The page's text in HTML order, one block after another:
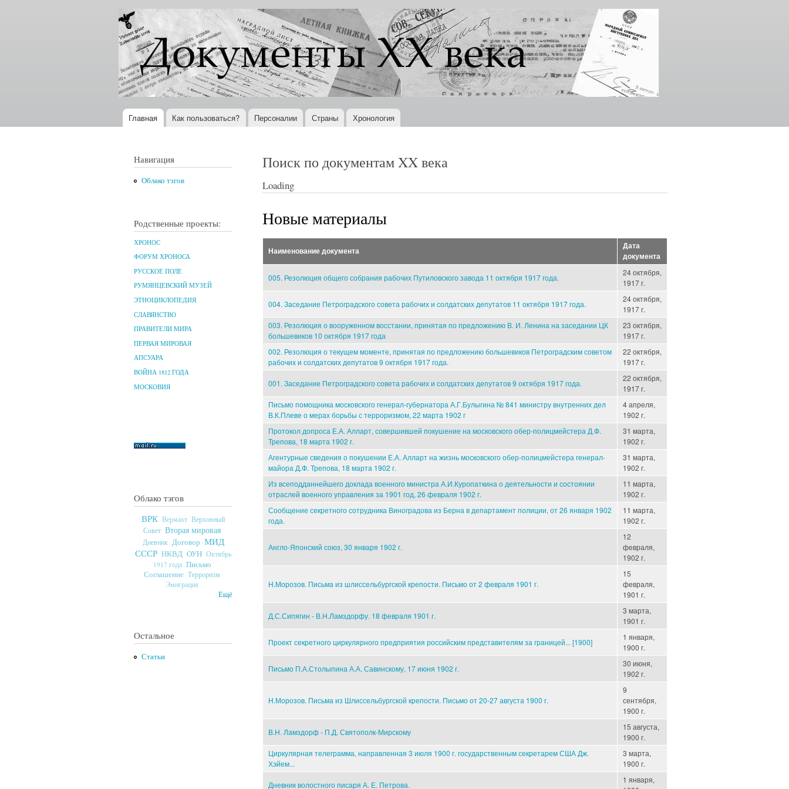
Перейти к
основному
содержанию
Документы
XX века
Всемирная
история в
Интернете
Главное меню
Главная Как пользоваться? Персоналии Страны Хронология
Навигация
Облако тэгов
Родственные проекты:
ХРОНОС
ФОРУМ ХРОНОСА
РУССКОЕ ПОЛЕ
РУМЯНЦЕВСКИЙ МУЗЕЙ
ЭТНОЦИКЛОПЕДИЯ
СЛАВЯНСТВО
ПРАВИТЕЛИ МИРА
ПЕРВАЯ МИРОВАЯ
АПСУАРА
ВОЙНА 1812 ГОДА
МОСКОВИЯ
Облако тэгов
ВРК Вермахт Верховный
Совет Вторая мировая
Дневник Договор МИД
СССР НКВД ОУН Октябрь
1917 года Письмо
Соглашение Терроризм
Эмиграция
Ещё
Остальное
Статьи
Поиск по документам XX века
Loading
Новые материалы
Наименование документа
Дата
документа
005. Резолюция общего собрания рабочих Путиловского завода 11 октября 1917 года.
24 октября,
1917 г.
004. Заседание Петроградского совета рабочих и солдатских депутатов 11 октября 1917 года.
24 октября,
1917 г.
003. Резолюция о вооруженном восстании, принятая по предложению В. И. Ленина на заседании ЦК
большевиков 10 октября 1917 года
23 октября,
1917 г.
002. Резолюция о текущем моменте, принятая по предложению большевиков Петроградским советом
рабочих и солдатских депутатов 9 октября 1917 года.
22 октября,
1917 г.
001. Заседание Петроградского совета рабочих и солдатских депутатов 9 октября 1917 года.
22 октября,
1917 г.
Письмо помощника московского генерал-губернатора А.Г.Булыгина № 841 министру внутренних дел
В.К.Плеве о мерах борьбы с терроризмом, 22 марта 1902 г
4 апреля,
1902 г.
Протокол допроса Е.А. Алларт, совершившей покушение на московского обер-полицмейстера Д.Ф.
Трепова, 18 марта 1902 г.
31 марта,
1902 г.
Агентурные сведения о покушении Е.А. Алларт на жизнь московского обер-полицмейстера генерал-
майора Д.Ф. Трепова, 18 марта 1902 г.
31 марта,
1902 г.
Из всеподданнейшего доклада военного министра А.И.Куропаткина о деятельности и состоянии
отраслей военного управления за 1901 год, 26 февраля 1902 г.
11 марта,
1902 г.
Сообщение секретного сотрудника Виноградова из Берна в департамент полиции, от 26 января 1902
года.
11 марта,
1902 г.
Англо-Японский союз, 30 января 1902 г.
12
февраля,
1902 г.
Н.Морозов. Письма из шлиссельбургской крепости. Письмо от 2 февраля 1901 г.
15
февраля,
1901 г.
Д.С.Сипягин - В.Н.Ламздорфу. 18 февраля 1901 г.
3 марта,
1901 г.
Проект секретного циркулярного предприятия российским представителям за границей... [1900]
1 января,
1900 г.
Письмо П.А.Столыпина А.А. Савинскому, 17 июня 1902 г.
30 июня,
1902 г.
Н.Морозов. Письма из Шлиссельбургской крепости. Письмо от 20-27 августа 1900 г.
9
сентября,
1900 г.
В.Н. Ламздорф - П.Д. Святополк-Мирскому
15 августа,
1900 г.
Циркулярная телеграмма, направленная 3 июля 1900 г. государственным секретарем США Дж.
Хэйем...
3 марта,
1900 г.
Дневник волостного писаря А. Е. Петрова.
1 января,